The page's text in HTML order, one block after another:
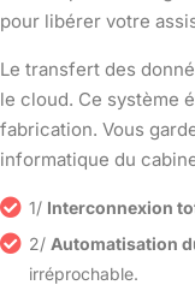
pour libérer votre
Le transfert des
le cloud. Ce système
fabrication. Vous
informatique du
1/ Interconnexion
2/ Automatisation
irréprochable.